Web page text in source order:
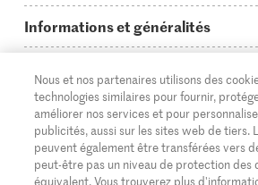
Idées de menus
Plats principaux
Simple & vite prêt
Apéritif
Préparations au four
On en parle...
Tutoriels
Glossaire des ingrédients
Login Migusto
Informations et généralités
Questions concernant Migusto
Cuisiner avec Migusto
Service clientèle & contact
Publicité
Supermarché
Migros Online
À propos de Migros
DE FR IT
Nous et nos partenaires utilisons des
technologies similaires pour fournir,
améliorer nos services et pour
publicités, aussi sur les sites web de tiers.
peuvent également être transférées vers
peut-être pas un niveau de protection des
équivalent. Vous trouverez plus